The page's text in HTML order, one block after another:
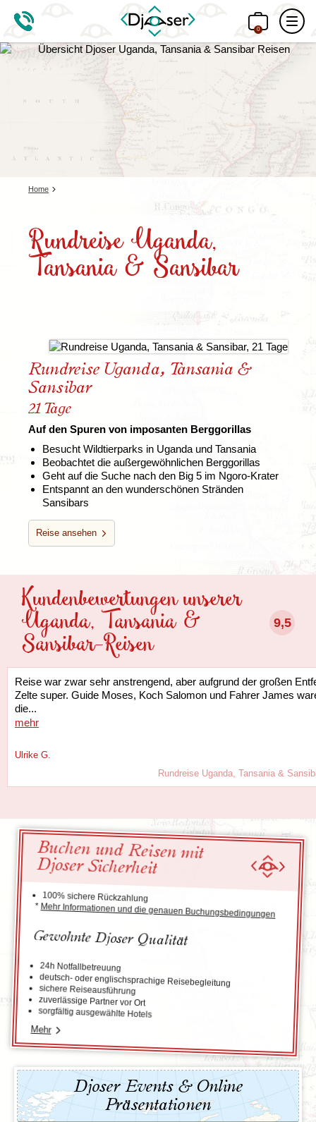
0
Home
Rundreise Uganda,
Tansania & Sansibar
Rundreise Uganda, Tansania &
Sansibar
21 Tage
Auf den Spuren von imposanten Berggorillas
Besucht Wildtierparks in Uganda und Tansania
Beobachtet die außergewöhnlichen Berggorillas
Geht auf die Suche nach den Big 5 im Ngoro-Krater
Entspannt an den wunderschönen Stränden
Sansibars
Reise ansehen
Kundenbewertungen unserer
Uganda, Tansania &
Sansibar-Reisen
9,5
Reise war zwar sehr anstrengend, aber aufgrund der großen
Zelte super. Guide Moses, Koch Salomon und Fahrer James
die...
mehr
Ulrike G.
Rundreise Uganda, Tansania &
Buchen und Reisen mit
Djoser Sicherheit
100% sichere Rückzahlung
*Mehr Informationen und die genauen Buchungsbedingungen
Gewohnte Djoser Qualität
24h Notfallbetreuung
deutsch- oder englischsprachige Reisebegleitung
sichere Reiseausführung
zuverlässige Partner vor Ort
sorgfältig ausgewählte Hotels
Mehr
Djoser Events & Online
Präsentationen